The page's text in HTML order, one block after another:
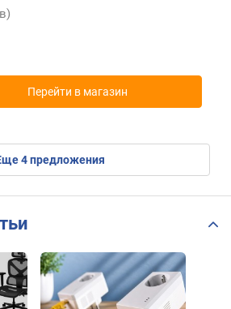
Перейти в магазин
eще4предложения